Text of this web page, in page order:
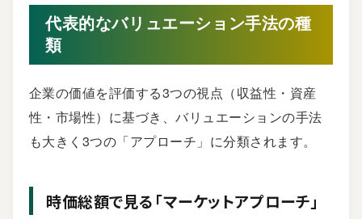
代表的なバリュエーション手法の種
類
企業の価値を評価する3つの視点（収益性・資産
性・市場性）に基づき、バリュエーションの手法
も大きく3つの「アプローチ」に分類されます。
時価総額で見る「マーケットアプローチ」